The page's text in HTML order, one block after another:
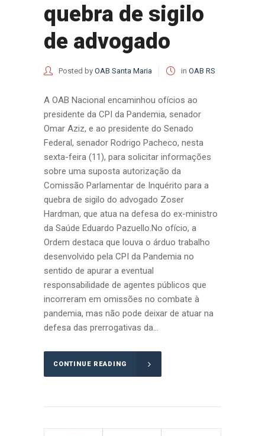
quebra de sigilo
de advogado
Posted by OAB Santa Maria in OAB RS
A OAB Nacional encaminhou ofícios ao
presidente da CPI da Pandemia, senador
Omar Aziz, e ao presidente do Senado
Federal, senador Rodrigo Pacheco, nesta
sexta-feira (11), para solicitar informações
sobre uma suposta autorização da
Comissão Parlamentar de Inquérito para a
quebra de sigilo do advogado Zoser
Hardman, que atua na defesa do ex-ministro
da Saúde Eduardo Pazuello.No ofício, a
Ordem destaca que louva o árduo trabalho
desenvolvido pela CPI da Pandemia no
sentido de apurar a eventual
responsabilidade de agentes públicos que
incorreram em omissões no combate à
pandemia, mas não pode deixar de atuar na
defesa das prerrogativas da...
CONTINUE READING